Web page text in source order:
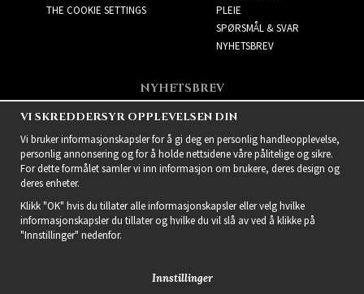
THE COOKIE SETTINGS
PLEIE
SPØRSMÅL & SVAR
NYHETSBREV
NYHETSBREV
Få de beste tilbudene og
spennende nye produkter!
VI SKREDDERSYR OPPLEVELSEN DIN
Vi bruker informasjonskapsler for å gi deg en personlig handleopplevelse,
personlig annonsering og for å holde nettsidene våre pålitelige og sikre.
For dette formålet samler vi inn informasjon om brukere, deres design og
deres enheter.
Klikk "OK" hvis du tillater alle informasjonskapsler eller velg hvilke
informasjonskapsler du tillater og hvilke du vil slå av ved å klikke på
"Innstillinger" nedenfor.
Innstillinger